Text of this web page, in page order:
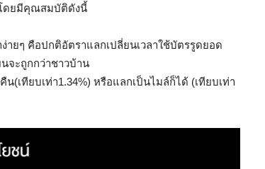
โดยมีคุณสมบัติดังนี้
ายๆ คือปกติอัตราแลกเปลี่ยนเวลาใช้บัตรรูดยอด
จะถูกกว่าชาวบ้าน
เทียบเท่า1.34%) หรือแลกเป็นไมล์ก็ได้ (เทียบเท่า